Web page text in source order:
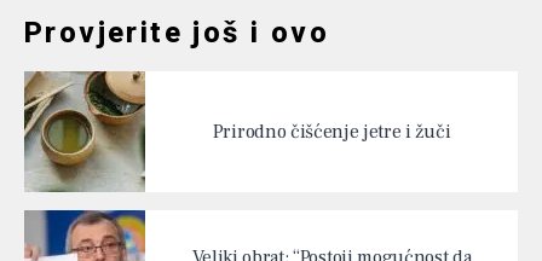
Provjerite još i ovo
Prirodno čišćenje jetre i žuči